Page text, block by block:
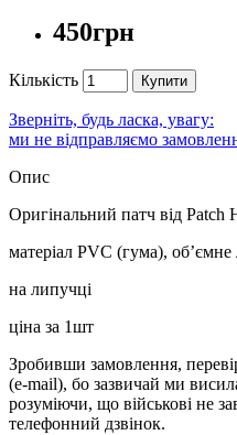
450грн
Кількість Купити
Зверніть, будь ласка, увагу:
ми не відправляємо
Опис
Оригінальний патч від Patch
матеріал PVC (гума), об’ємне
на липучці
ціна за 1шт
Зробивши замовлення,
(e-mail), бо зазвичай ми
розуміючи, що військові не
телефонний дзвінок.